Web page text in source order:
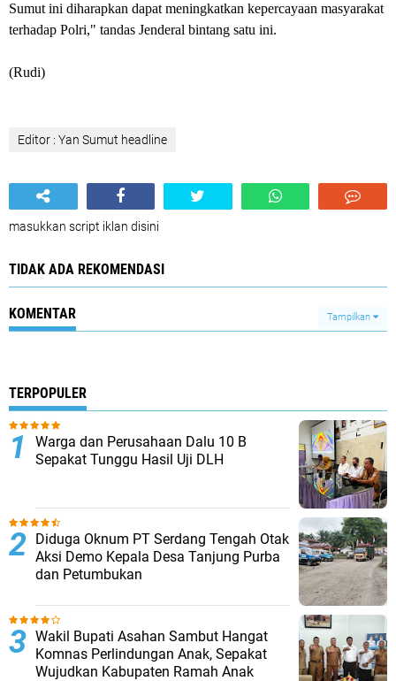
Sumut ini diharapkan dapat meningkatkan kepercayaan masyarakat
terhadap Polri," tandas Jenderal bintang satu ini.
(Rudi)
Editor : Yan Sumut headline
masukkan script iklan disini
TIDAK ADA REKOMENDASI
KOMENTAR Tampilkan
TERPOPULER
Warga dan Perusahaan Dalu 10 B
Sepakat Tunggu Hasil Uji DLH
Diduga Oknum PT Serdang Tengah Otak
Aksi Demo Kepala Desa Tanjung Purba
dan Petumbukan
Wakil Bupati Asahan Sambut Hangat
Komnas Perlindungan Anak, Sepakat
Wujudkan Kabupaten Ramah Anak